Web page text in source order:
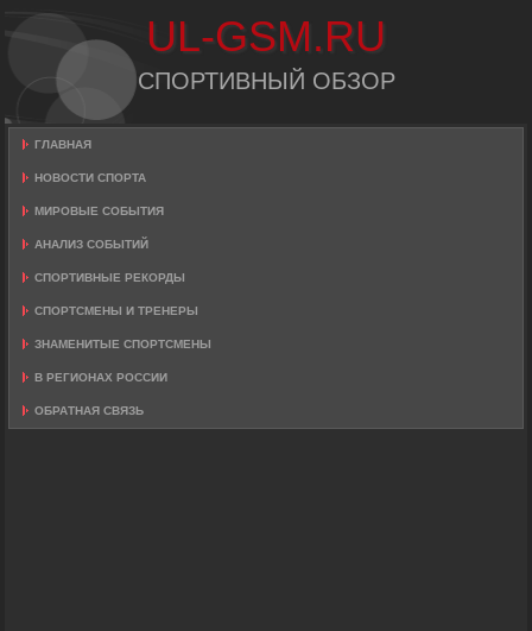
UL-GSM.RU
СПОРТИВНЫЙ ОБЗОР
ГЛАВНАЯ
НОВОСТИ СПОРТА
МИРОВЫЕ СОБЫТИЯ
АНАЛИЗ СОБЫТИЙ
СПОРТИВНЫЕ РЕКОРДЫ
СПОРТСМЕНЫ И ТРЕНЕРЫ
ЗНАМЕНИТЫЕ СПОРТСМЕНЫ
В РЕГИОНАХ РОССИИ
ОБРАТНАЯ СВЯЗЬ